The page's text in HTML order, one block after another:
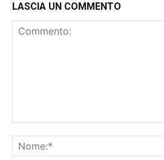
LASCIA UN COMMENTO